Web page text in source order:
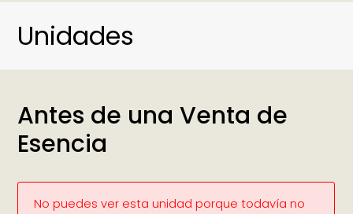
Unidades
Antes de una Venta de
Esencia
No puedes ver esta unidad porque todavía no